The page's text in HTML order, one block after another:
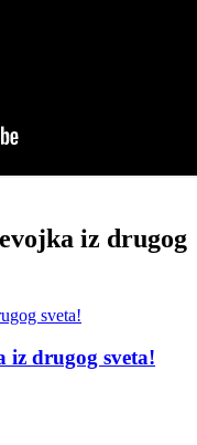
iz drugog
drugog sveta!